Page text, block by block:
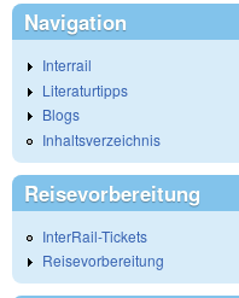
Navigation
Interrail
Literaturtipps
Blogs
Inhaltsverzeichnis
Reisevorbereitung
InterRail-Tickets
Reisevorbereitung